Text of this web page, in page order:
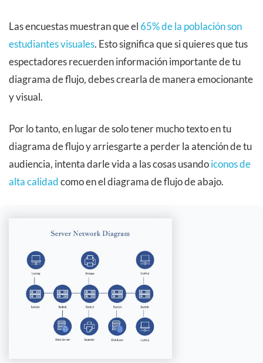
Las encuestas muestran que el 65% de la población son
estudiantes visuales. Esto significa que si quieres que tus
espectadores recuerden información importante de tu
diagrama de flujo, debes crearla de manera emocionante
y visual.
Por lo tanto, en lugar de solo tener mucho texto en tu
diagrama de flujo y arriesgarte a perder la atención de tu
audiencia, intenta darle vida a las cosas usandoiconos de
alta calidadcomo en el diagrama de flujo de abajo.